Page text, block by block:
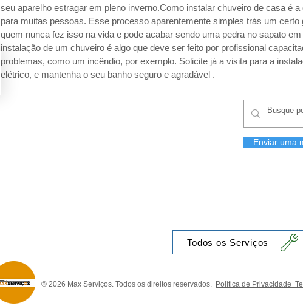
seu aparelho estragar em pleno inverno.Como instalar chuveiro de casa é
para muitas pessoas. Esse processo aparentemente simples trás um certo
quem nunca fez isso na vida e pode acabar sendo uma pedra no sapato
instalação de um chuveiro é algo que deve ser feito por profissional
problemas, como um incêndio, por exemplo. Solicite já a visita para a
elétrico, e mantenha o seu banho seguro e agradável .
Enviar uma
Todos os Serviços
© 2026 Max Serviços. Todos os direitos reservados. Política de Privacidade